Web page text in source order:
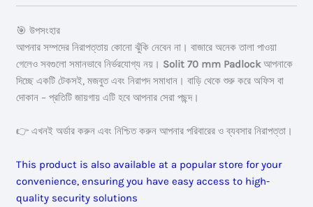
🎯 উপসংহার
আপনার সম্পদের নিরাপত্তায় কোনো ঝুঁকি নেবেন না। বাজারে অনেক তালা পাওয়া
গেলেও সবগুলো সমানভাবে নির্ভরযোগ্য নয়। Solit 70 mm Padlockআপনাকে
দিচ্ছে একটি টেকসই, মজবুত এবং নিরাপদ সমাধান। বাড়ি থেকে শুরু করে অফিস বা
দোকান – প্রতিটি জায়গায় এটি হবে আপনার সেরা পছন্দ।
👉 এখনই অর্ডার করুন এবং নিশ্চিত করুন আপনার পরিবারের ও ব্যবসার নিরাপত্তা।
This product is also available at a popular store for your
convenience, ensuring you have easy access to high-
quality security solutions